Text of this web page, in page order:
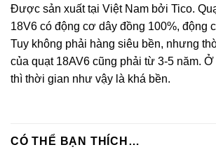
Được sản xuất tại Việt Nam bởi Tico.
18V6 có động cơ dây đồng 100%, động
Tuy không phải hàng siêu bền, nhưng
của quạt 18AV6 cũng phải từ 3-5 năm.
thì thời gian như vậy là khá bền.
CÓ THỂ BẠN THÍCH…